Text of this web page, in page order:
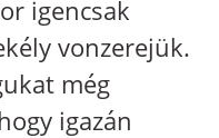
igencsak
vonzerejük.
még
igazán